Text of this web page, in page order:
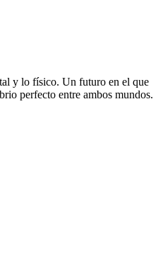
y lo físico. Un futuro en el que
perfecto entre ambos mundos.